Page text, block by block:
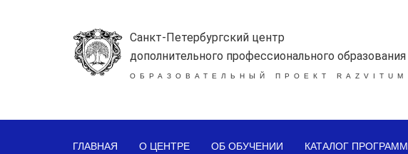
Санкт-Петербургский центр
дополнительного профессионального образования
ОБРАЗОВАТЕЛЬНЫЙ ПРОЕКТ RAZVITUM
ГЛАВНАЯ О ЦЕНТРЕ ОБ ОБУЧЕНИИ КАТАЛОГ ПРОГРАММ